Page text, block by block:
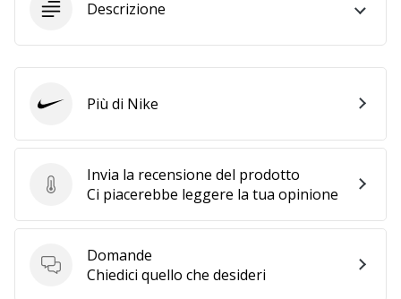
Descrizione
Invia la recensione del prodotto
Invia la recensione del prodotto
Ci piacerebbe leggere la tua opinione
Domande
Domande
Chiedici quello che desideri
Nike Più di Nike